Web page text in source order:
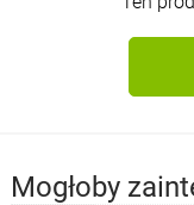
Mogłoby